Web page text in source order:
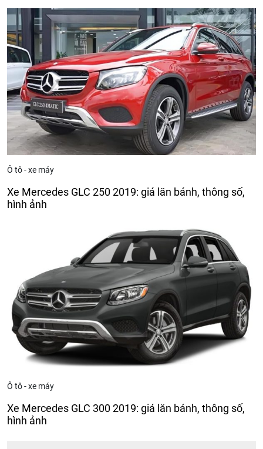
Ô tô - xe máy
Xe Mercedes GLC 250 2019: giá lăn bánh, thông số,
hình ảnh
Ô tô - xe máy
Xe Mercedes GLC 300 2019: giá lăn bánh, thông số,
hình ảnh